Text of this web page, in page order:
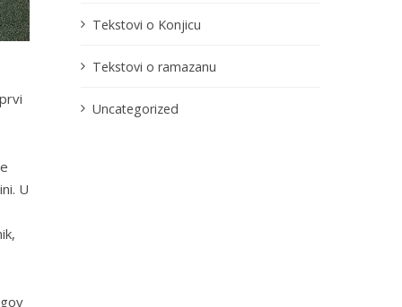
U
Tekstovi o Konjicu
Tekstovi o ramazanu
Uncategorized